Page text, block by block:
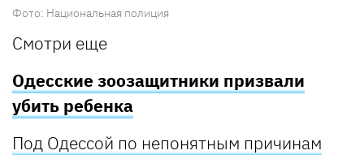
Фото: Национальная полиция
Смотри еще
Одесские зоозащитники призвали
убить ребенка
Под Одессой по непонятным причинам